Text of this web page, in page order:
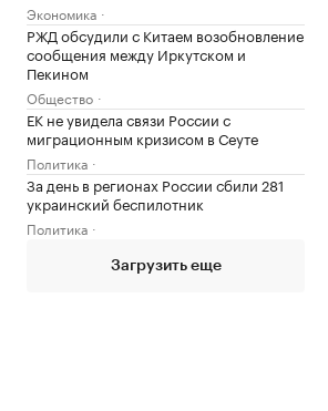
Экономика
РЖД обсудили с Китаем возобновление
сообщения между Иркутском и
Пекином
Общество
ЕК не увидела связи России с
миграционным кризисом в Сеуте
Политика
За день в регионах России сбили 281
украинский беспилотник
Политика
Загрузить еще